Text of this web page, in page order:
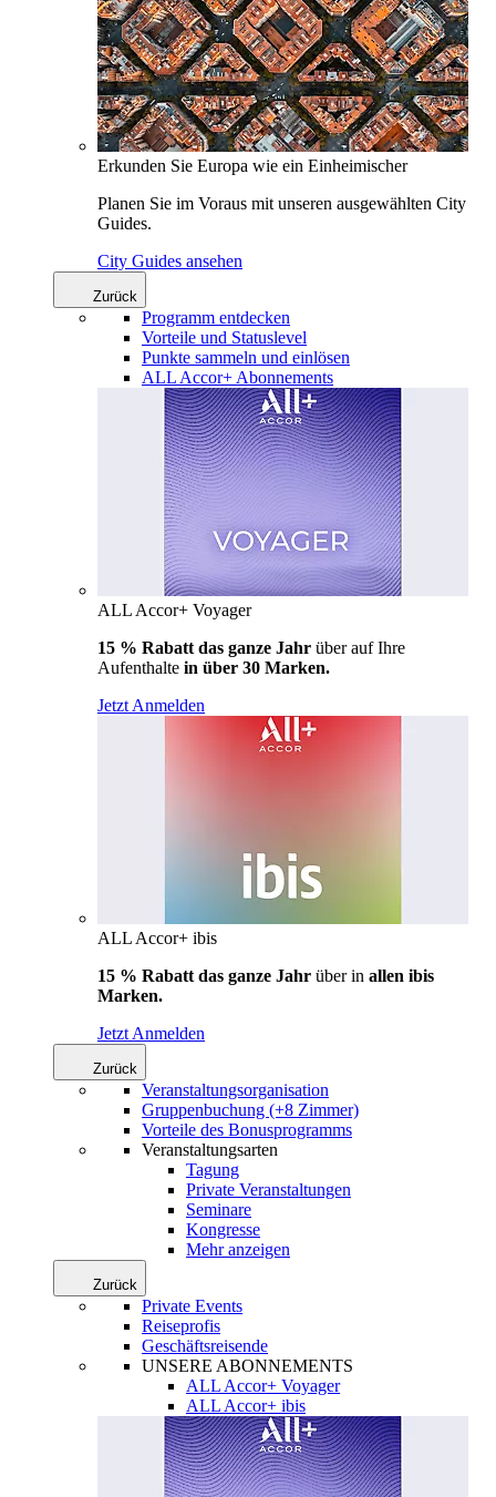
Erkunden Sie Europa wie ein Einheimischer
Planen Sie im Voraus mit unseren ausgewählten City
Guides.
City Guides ansehen
Zurück
Programm entdecken
Vorteile und Statuslevel
Punkte sammeln und einlösen
ALL Accor+ Abonnements
ALL Accor+ Voyager
15 % Rabatt das ganze Jahr über auf Ihre
Aufenthalte in über 30 Marken.
Jetzt Anmelden
ALL Accor+ ibis
15 % Rabatt das ganze Jahr über in allen ibis
Marken.
Jetzt Anmelden
Zurück
Veranstaltungsorganisation
Gruppenbuchung (+8 Zimmer)
Vorteile des Bonusprogramms
Veranstaltungsarten
Tagung
Private Veranstaltungen
Seminare
Kongresse
Mehr anzeigen
Zurück
Private Events
Reiseprofis
Geschäftsreisende
UNSERE ABONNEMENTS
ALL Accor+ Voyager
ALL Accor+ ibis